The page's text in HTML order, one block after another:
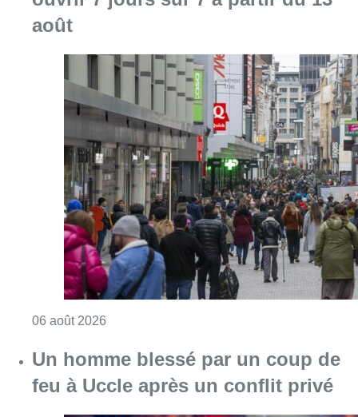
août
06 août 2026
Un homme blessé par un coup de
feu à Uccle après un conflit privé